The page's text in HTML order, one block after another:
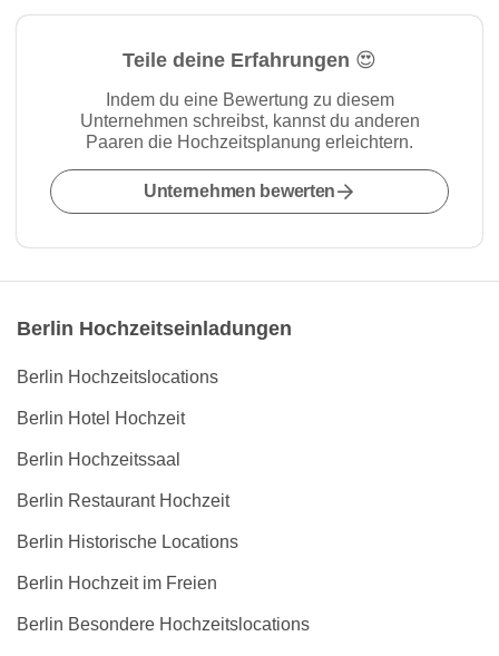
Teile deine Erfahrungen 😍
Indem du eine Bewertung zu diesem
Unternehmen schreibst, kannst du anderen
Paaren die Hochzeitsplanung erleichtern.
Unternehmen bewerten
Berlin Hochzeitseinladungen
Berlin Hochzeitslocations
Berlin Hotel Hochzeit
Berlin Hochzeitssaal
Berlin Restaurant Hochzeit
Berlin Historische Locations
Berlin Hochzeit im Freien
Berlin Besondere Hochzeitslocations